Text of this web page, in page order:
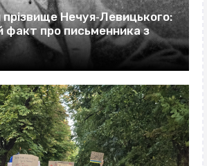
прізвище Нечуя‐Левицького:
факт про письменника з